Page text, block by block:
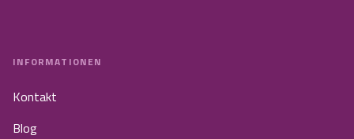
INFORMATIONEN
Kontakt
Blog